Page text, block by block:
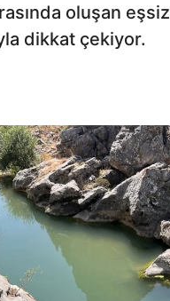
oluşan eşsiz
dikkat çekiyor.